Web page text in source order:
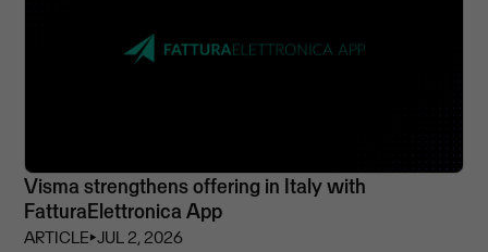
Visma strengthens offering in Italy with
FatturaElettronica App
ARTICLE⏵JUL 2, 2026